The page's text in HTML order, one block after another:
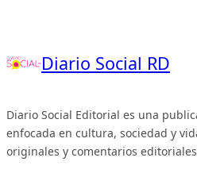
Diario Social RD
Diario Social Editorial es una
enfocada en cultura, sociedad y
originales y comentarios